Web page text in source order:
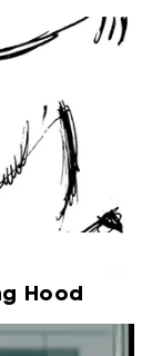
Hood